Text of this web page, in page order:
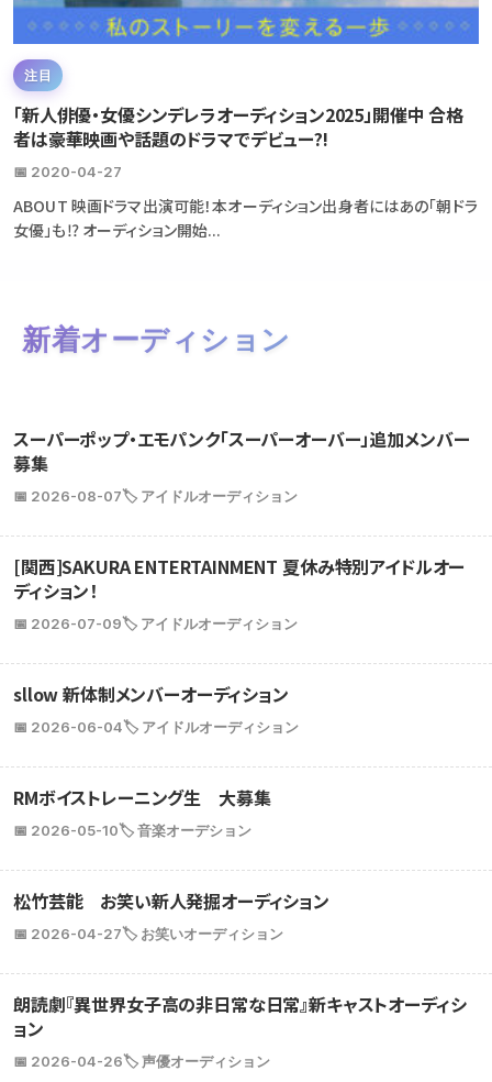
注目
「新人俳優・女優シンデレラオーディション2025」開催中 合格
者は豪華映画や話題のドラマでデビュー?!
📅 2020-04-27
ABOUT 映画ドラマ出演可能！本オーディション出身者にはあの「朝ドラ
女優」も⁉ オーディション開始...
新着オーディション
スーパーポップ・エモパンク「スーパーオーバー」追加メンバー
募集
📅 2026-08-07🏷️ アイドルオーディション
[関西]SAKURA ENTERTAINMENT 夏休み特別アイドルオー
ディション！
📅 2026-07-09🏷️ アイドルオーディション
sllow 新体制メンバーオーディション
📅 2026-06-04🏷️ アイドルオーディション
RMボイストレーニング生 大募集
📅 2026-05-10🏷️ 音楽オーデション
松竹芸能 お笑い新人発掘オーディション
📅 2026-04-27🏷️ お笑いオーディション
朗読劇『異世界女子高の非日常な日常』新キャストオーディシ
ョン
📅 2026-04-26🏷️ 声優オーディション